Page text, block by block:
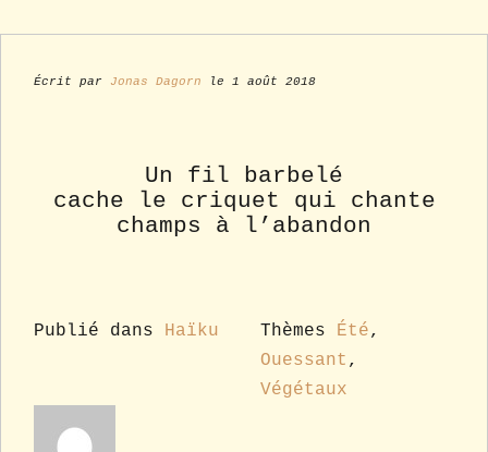
Écrit par Jonas Dagorn le 1 août 2018
Un fil barbelé
cache le criquet qui chante
champs à l’abandon
Publié dans Haïku Thèmes Été,
Ouessant ,
Végétaux